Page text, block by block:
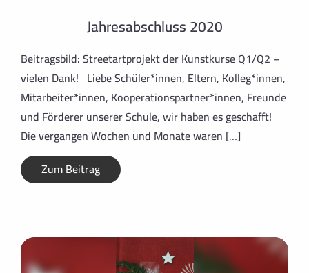
Jahresabschluss 2020
Beitragsbild: Streetartprojekt der Kunstkurse Q1/Q2 –
vielen Dank! Liebe Schüler*innen, Eltern, Kolleg*innen,
Mitarbeiter*innen, Kooperationspartner*innen, Freunde
und Förderer unserer Schule, wir haben es geschafft!
Die vergangen Wochen und Monate waren […]
Zum Beitrag